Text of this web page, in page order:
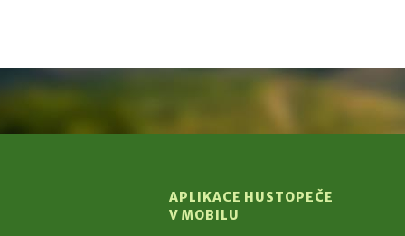
APLIKACE HUSTOPEČE
V MOBILU